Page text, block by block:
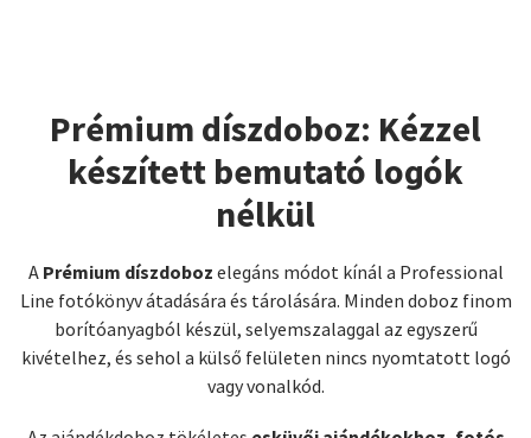
Prémium díszdoboz: Kézzel
készített bemutató logók
nélkül
A Prémium díszdoboz elegáns módot kínál a Professional
Line fotókönyv átadására és tárolására. Minden doboz finom
borítóanyagból készül, selyemszalaggal az egyszerű
kivételhez, és sehol a külső felületen nincs nyomtatott logó
vagy vonalkód.